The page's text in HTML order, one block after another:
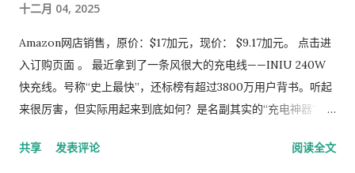
湿滑的地面上行走，也能确保你的安全。此外，鞋底柔软舒适，
长时间穿着或行走也不会感到疲劳，非常适合户外活动或日常通
勤。 5. 多场合适用：男女皆宜的百搭单品 这款靴子设计简约大
方，男女皆宜，适合各种场合穿着。无论是冬季的雪天、雨天，
还是滑雪、散步、钓鱼、遛狗等户外活动，它都能轻松应对。同
动，都能展现时尚与实用兼具的风格。 6. 节日送礼佳选：温暖贴
十二月 04, 2025
Amazon网店销售，原价：$17加元，现价： $9.17加元。 点击进
入订购页面 。 最近拿到了一条风很大的充电线——INIU 240W
快充线。号称“史上最快”，还标榜有超过3800万用户背书。听起
来很厉害，但实际用起来到底如何？是名副其实的“充电神器”，
份真实测评。 #### **开箱与第一印象：扎实的做工与诚意配
共享 发表评论 阅读全文